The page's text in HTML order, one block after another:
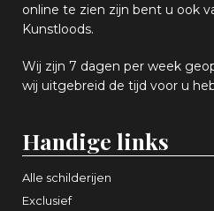
online te zien zijn bent u ook
Kunstloods.
Wij zijn 7 dagen per week
wij uitgebreid de tijd voor u
Handige links
Alle schilderijen
Exclusief